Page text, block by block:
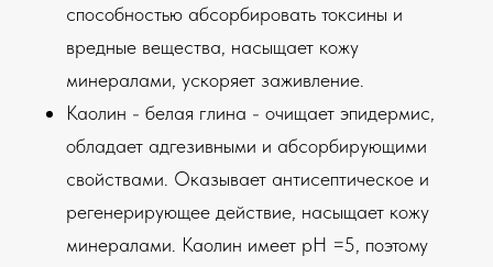
способностью абсорбировать токсины и
вредные вещества, насыщает кожу
минералами, ускоряет заживление.
Каолин - белая глина - очищает эпидермис,
обладает адгезивными и абсорбирующими
свойствами. Оказывает антисептическое и
регенерирующее действие, насыщает кожу
минералами. Каолин имеет рН =5, поэтому